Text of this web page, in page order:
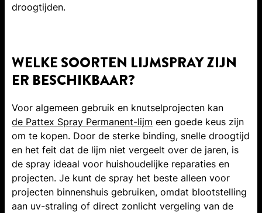
droogtijden.
WELKE SOORTEN LIJMSPRAY ZIJN
ER BESCHIKBAAR?
Voor algemeen gebruik en knutselprojecten kan
de Pattex Spray Permanent-lijm een goede keus zijn
om te kopen. Door de sterke binding, snelle droogtijd
en het feit dat de lijm niet vergeelt over de jaren, is
de spray ideaal voor huishoudelijke reparaties en
projecten. Je kunt de spray het beste alleen voor
projecten binnenshuis gebruiken, omdat blootstelling
aan uv-straling of direct zonlicht vergeling van de